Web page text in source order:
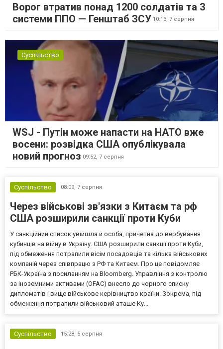
Ворог втратив понад 1200 солдатів та 3
системи ППО — Генштаб ЗСУ 10:13, 7 серпня
Суспільство
WSJ - Путін може напасти на НАТО вже
восени: розвідка США опублікувала
новий прогноз 09:52, 7 серпня
Суспільство 08:09, 7 серпня
Через військові зв'язки з Китаєм та рф
США розширили санкції проти Куби
У санкційний список увійшла й особа, причетна до вербування
кубинців на війну в Україну. США розширили санкції проти Куби,
під обмеження потрапили вісім посадовців та кілька військових
компаній через співпрацю з РФ та Китаєм. Про це повідомляє
РБК-Україна з посиланням на Bloomberg. Управління з контролю
за іноземними активами (OFAC) внесло до чорного списку
дипломатів і вище військове керівництво країни. Зокрема, під
обмеження потрапили військовий аташе Ку...
Суспільство 15:28, 5 серпня